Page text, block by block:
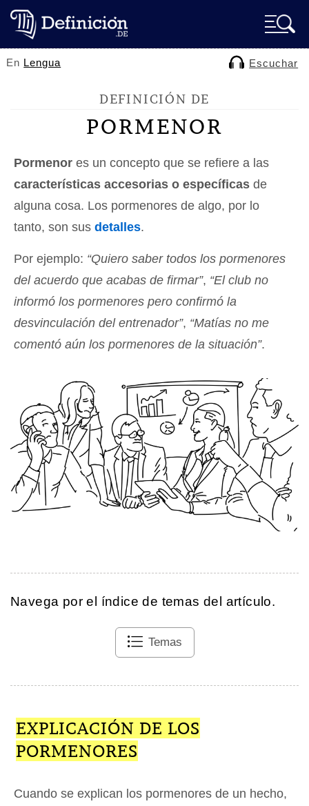
En Lengua Escuchar
DEFINICIÓN DE
PORMENOR
Pormenor es un concepto que se refiere a las
características accesorias o específicas de
alguna cosa. Los pormenores de algo, por lo
tanto, son sus detalles.
Por ejemplo: “Quiero saber todos los pormenores
del acuerdo que acabas de firmar”, “El club no
informó los pormenores pero confirmó la
desvinculación del entrenador”, “Matías no me
comentó aún los pormenores de la situación”.
Navega por el índice de temas del artículo.
Temas
EXPLICACIÓN DE LOS
PORMENORES
Cuando se explican los pormenores de un hecho,